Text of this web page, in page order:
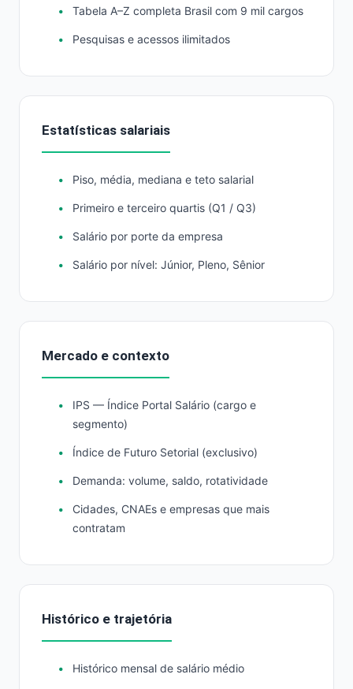
Tabela A–Z completa Brasil com 9 mil cargos
Pesquisas e acessos ilimitados
Estatísticas salariais
Piso, média, mediana e teto salarial
Primeiro e terceiro quartis (Q1 / Q3)
Salário por porte da empresa
Salário por nível: Júnior, Pleno, Sênior
Mercado e contexto
IPS — Índice Portal Salário (cargo e
segmento)
Índice de Futuro Setorial (exclusivo)
Demanda: volume, saldo, rotatividade
Cidades, CNAEs e empresas que mais
contratam
Histórico e trajetória
Histórico mensal de salário médio